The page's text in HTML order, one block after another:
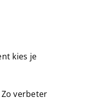
kies je
verbeter